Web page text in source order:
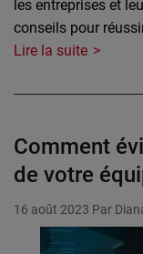
les entreprises et
conseils pour
Lire la suite
Comment
de votre
16 août 2023 Par